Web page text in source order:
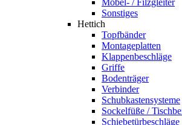
Möbel- / Filzgleiter
Sonstiges
Hettich
Topfbänder
Montageplatten
Klappenbeschläge
Griffe
Bodenträger
Verbinder
Schubkastensysteme
Sockelfüße /
Schiebetürbeschläge